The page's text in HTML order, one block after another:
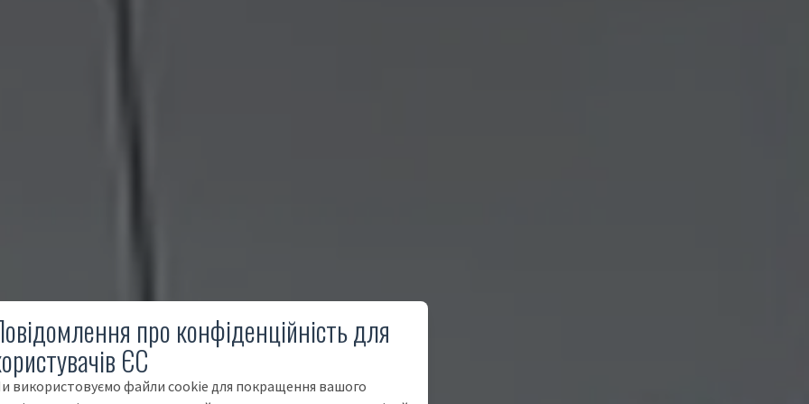
про конфіденційність для
ЄС
використовуємо файли cookie для покращення вашого